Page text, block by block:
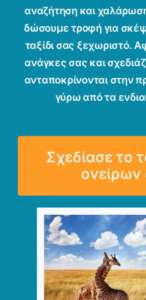
αναζήτηση και
δώσουμε τροφή για
ταξίδι σας ξεχωριστό.
ανάγκες σας και
ανταποκρίνονται στην
γύρω από τα
Σχεδίασε το
ονείρων